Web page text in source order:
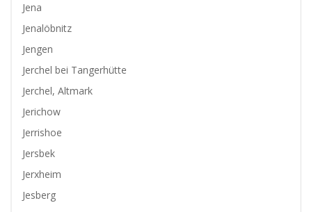
Jena
Jenalöbnitz
Jengen
Jerchel bei Tangerhütte
Jerchel, Altmark
Jerichow
Jerrishoe
Jersbek
Jerxheim
Jesberg